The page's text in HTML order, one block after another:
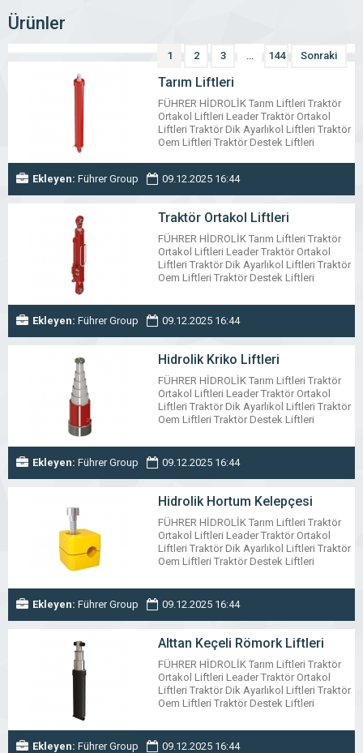
Ürünler
1 2 3 … 144 Sonraki
Tarım Liftleri
FÜHRER HİDROLİK Tarım Liftleri Traktör
Ortakol Liftleri Leader Traktör Ortakol
Liftleri Traktör Dik Ayarlıkol Liftleri Traktör
Oem Liftleri Traktör Destek Liftleri
Silindir Hidrolik Kriko Liftleri Traktör
Damper Valfleri Monoblok Kumanda
Kolları Dilimli Kumanda Kolları Hidrolik
Hortum Hidrolik Hortum Kelepçesi
Mekanik Krikolar Hidrolik Küresel Vana
www.fuhrer.com.tr
Ekleyen: Führer Group 09.12.2025 16:44
Traktör Ortakol Liftleri
FÜHRER HİDROLİK Tarım Liftleri Traktör
Ortakol Liftleri Leader Traktör Ortakol
Liftleri Traktör Dik Ayarlıkol Liftleri Traktör
Oem Liftleri Traktör Destek Liftleri
Römork Liftleri Özel Üretim Hidrolik
Silindir Hidrolik Kriko Liftleri Traktör
Kolları Dilimli Kumanda Kolları Hidrolik
Hortum Hidrolik Hortum Kelepçesi
www.fuhrer.com.tr
Ekleyen: Führer Group 09.12.2025 16:44
Hidrolik Kriko Liftleri
FÜHRER HİDROLİK Tarım Liftleri Traktör
Ortakol Liftleri Leader Traktör Ortakol
Liftleri Traktör Dik Ayarlıkol Liftleri Traktör
Oem Liftleri Traktör Destek Liftleri
Römork Liftleri Özel Üretim Hidrolik
Silindir Hidrolik Kriko Liftleri Traktör
Kolları Dilimli Kumanda Kolları Hidrolik
Hortum Hidrolik Hortum Kelepçesi
Mekanik Krikolar Hidrolik Küresel Vana
www.fuhrer.com.tr
Ekleyen: Führer Group 09.12.2025 16:44
Hidrolik Hortum Kelepçesi
FÜHRER HİDROLİK Tarım Liftleri Traktör
Ortakol Liftleri Leader Traktör Ortakol
Liftleri Traktör Dik Ayarlıkol Liftleri Traktör
Oem Liftleri Traktör Destek Liftleri
Römork Liftleri Özel Üretim Hidrolik
Silindir Hidrolik Kriko Liftleri Traktör
Kolları Dilimli Kumanda Kolları Hidrolik
Hortum Hidrolik Hortum Kelepçesi
Mekanik Krikolar Hidrolik Küresel Vana
www.fuhrer.com.tr
Ekleyen: Führer Group 09.12.2025 16:44
Alttan Keçeli Römork Liftleri
FÜHRER HİDROLİK Tarım Liftleri Traktör
Ortakol Liftleri Leader Traktör Ortakol
Liftleri Traktör Dik Ayarlıkol Liftleri Traktör
Oem Liftleri Traktör Destek Liftleri
Römork Liftleri Özel Üretim Hidrolik
Silindir Hidrolik Kriko Liftleri Traktör
Ekleyen: Führer Group 09.12.2025 16:44